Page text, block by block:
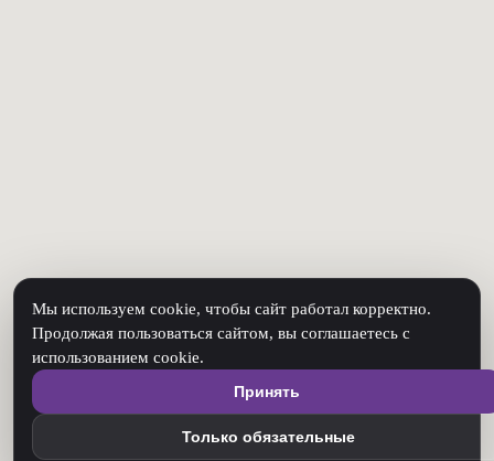
Мы используем cookie, чтобы сайт работал корректно.
Продолжая пользоваться сайтом, вы соглашаетесь с
использованием cookie.
Принять
Только обязательные